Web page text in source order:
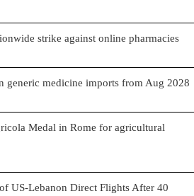
strike against online pharmacies
generic medicine imports from Aug 2028
Medal in Rome for agricultural
US-Lebanon Direct Flights After 40